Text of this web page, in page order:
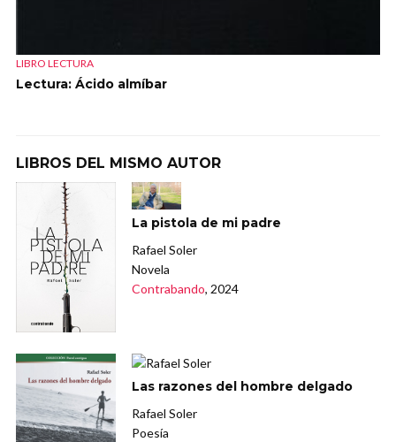
LIBRO LECTURA
Lectura: Ácido almíbar
LIBROS DEL MISMO AUTOR
La pistola de mi padre
Rafael Soler
Novela
Contrabando, 2024
Las razones del hombre delgado
Rafael Soler
Poesía